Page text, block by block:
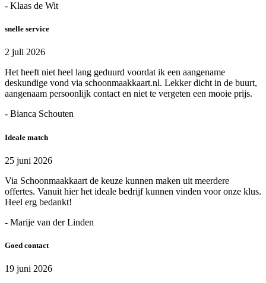
- Klaas de Wit
snelle service
2 juli 2026
Het heeft niet heel lang geduurd voordat ik een aangename
deskundige vond via schoonmaakkaart.nl. Lekker dicht in de buurt,
aangenaam persoonlijk contact en niet te vergeten een mooie prijs.
- Bianca Schouten
Ideale match
25 juni 2026
Via Schoonmaakkaart de keuze kunnen maken uit meerdere
offertes. Vanuit hier het ideale bedrijf kunnen vinden voor onze klus.
Heel erg bedankt!
- Marije van der Linden
Goed contact
19 juni 2026